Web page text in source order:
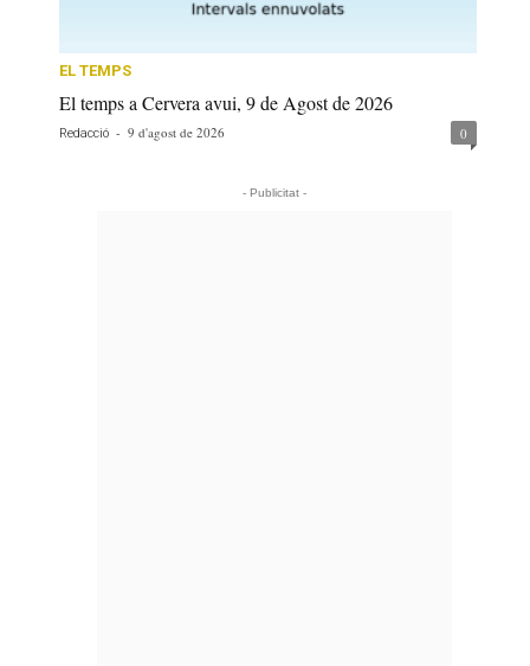
EL TEMPS
El temps a Cervera avui, 9 de Agost de 2026
Redacció - 9 d'agost de 2026 0
- Publicitat -